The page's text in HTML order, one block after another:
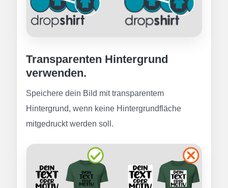
Transparenten Hintergrund
verwenden.
Speichere dein Bild mit transparentem
Hintergrund, wenn keine Hintergrundfläche
mitgedruckt werden soll.